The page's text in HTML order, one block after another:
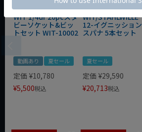
WIT 1/4dr 20pcスタ
ビーソケット&ビッ
トセット WIT-10002
動画あり 夏セール
定価 ¥10,780
¥5,500税込
WIT/STAHLWILLE
12-イグニッション
スパナ 5本セット
夏セール
定価 ¥29,590
¥20,713税込